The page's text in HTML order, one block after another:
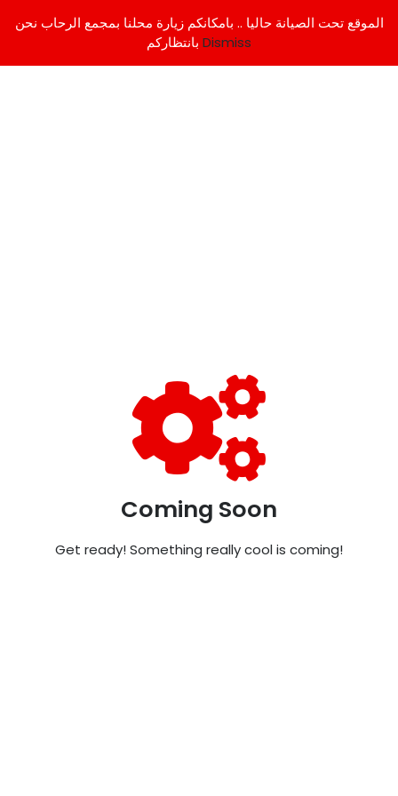
الموقع تحت الصيانة حاليا .. بامكانكم زيارة محلنا بمجمع الرحاب نحن
Dismiss
Coming Soon
Get ready! Something really cool is coming!